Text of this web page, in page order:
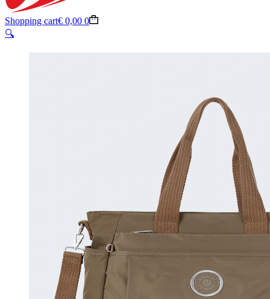
Shopping cart€ 0,00 0
🔍